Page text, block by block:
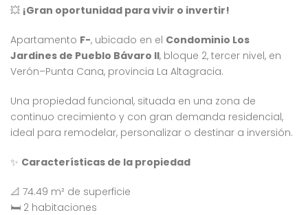
💥 ¡Gran oportunidad para vivir o invertir!
Apartamento F-, ubicado en el Condominio Los
Jardines de Pueblo Bávaro II, bloque 2, tercer nivel, en
Verón–Punta Cana, provincia La Altagracia.
Una propiedad funcional, situada en una zona de
continuo crecimiento y con gran demanda residencial,
ideal para remodelar, personalizar o destinar a inversión.
✨ Características de la propiedad
📐 74.49 m² de superficie
🛏️ 2 habitaciones